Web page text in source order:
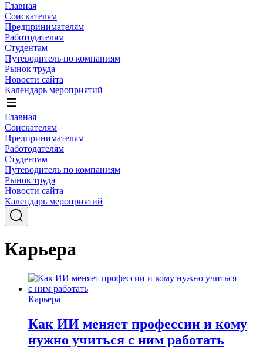
Главная
Соискателям
Предпринимателям
Работодателям
Студентам
Путеводитель по компаниям
Рынок труда
Новости сайта
Календарь мероприятий
Главная
Соискателям
Предпринимателям
Работодателям
Студентам
Путеводитель по компаниям
Рынок труда
Новости сайта
Календарь мероприятий
Карьера
Карьера
Как ИИ меняет профессии и кому
нужно учиться с ним работать